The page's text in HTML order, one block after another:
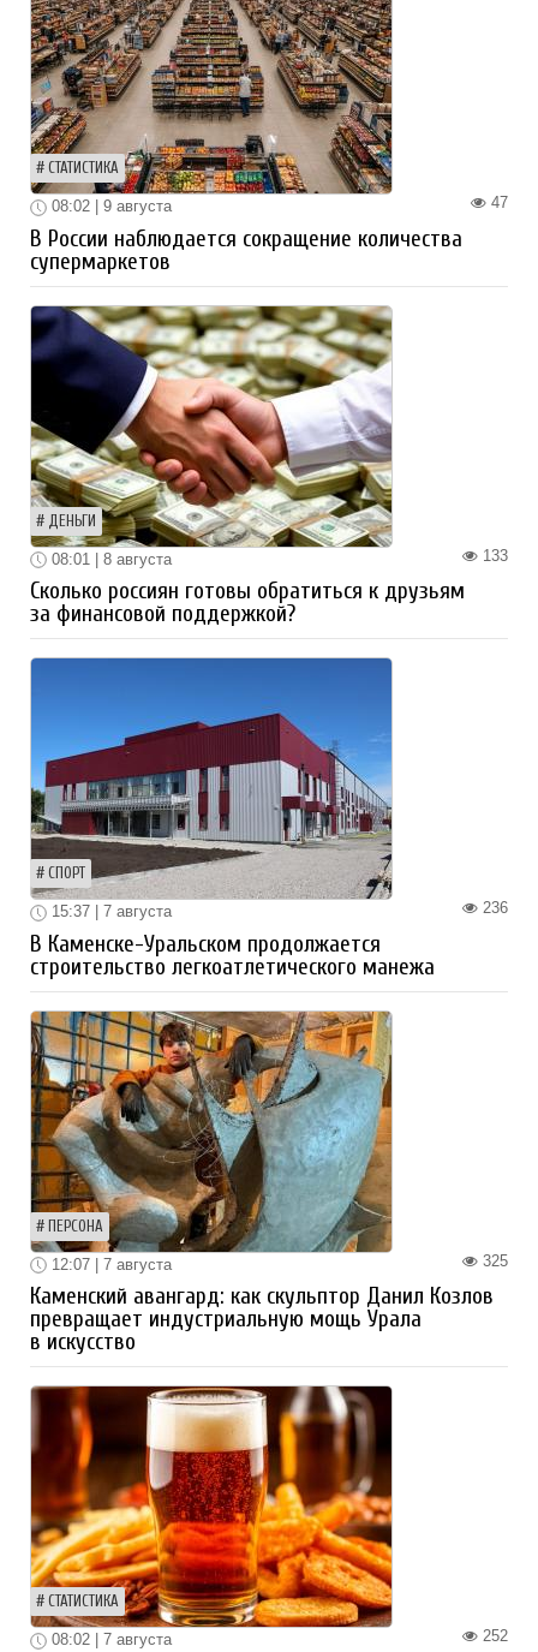
СТАТИСТИКА
47
08:02 | 9 августа
В России наблюдается сокращение количества
супермаркетов
ДЕНЬГИ
133
08:01 | 8 августа
Сколько россиян готовы обратиться к друзьям
за финансовой поддержкой?
СПОРТ
236
15:37 | 7 августа
В Каменске-Уральском продолжается
строительство легкоатлетического манежа
ПЕРСОНА
325
12:07 | 7 августа
Каменский авангард: как скульптор Данил Козлов
превращает индустриальную мощь Урала
в искусство
СТАТИСТИКА
252
08:02 | 7 августа